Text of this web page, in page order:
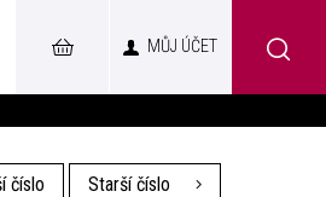
MŮJ ÚČET
číslo Starší číslo